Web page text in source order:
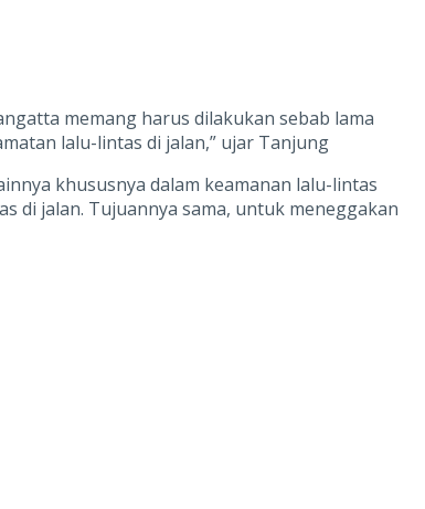
memang harus dilakukan sebab lama
lalu-lintas di jalan,” ujar Tanjung
khususnya dalam keamanan lalu-lintas
di jalan. Tujuannya sama, untuk meneggakan